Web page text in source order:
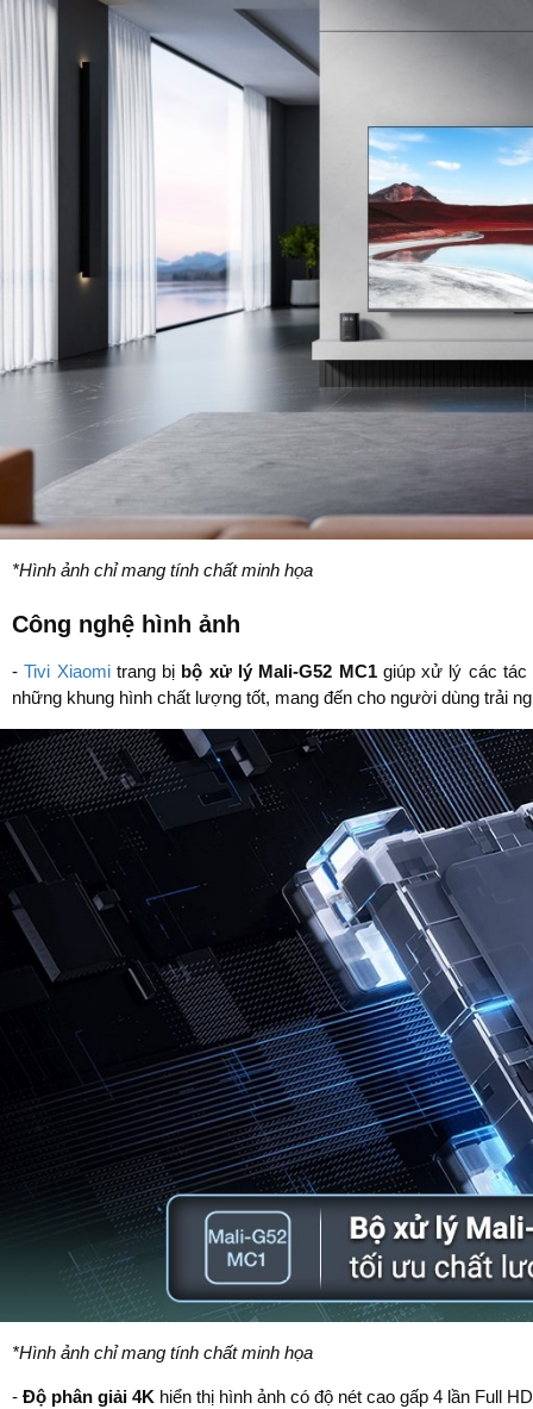
*Hình ảnh chỉ mang tính chất minh họa
Công nghệ hình ảnh
-Tivi Xiaomitrang bị bộ xử lý Mali-G52 MC1giúp xử lý các tác
những khung hình chất lượng tốt, mang đến cho người dùng trải
*Hình ảnh chỉ mang tính chất minh họa
- Độ phân giải 4K hiển thị hình ảnh có độ nét cao gấp 4 lần Full